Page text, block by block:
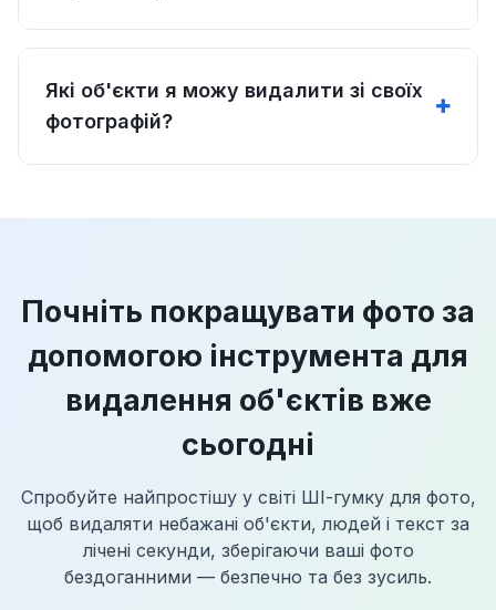
Які об'єкти я можу видалити зі своїх
фотографій?
Почніть покращувати фото за
допомогою інструмента для
видалення об'єктів вже
сьогодні
Спробуйте найпростішу у світі ШІ-гумку для фото,
щоб видаляти небажані об'єкти, людей і текст за
лічені секунди, зберігаючи ваші фото
бездоганними — безпечно та без зусиль.